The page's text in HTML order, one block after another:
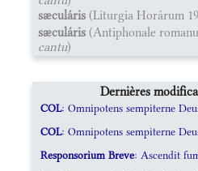
sæculáris (Liturgia Horárum
sæculáris (Antiphonale
cantu)
Dernières
COL: Omnipotens sempiterne
COL: Omnipotens sempiterne
Responsorium Breve: Ascendit